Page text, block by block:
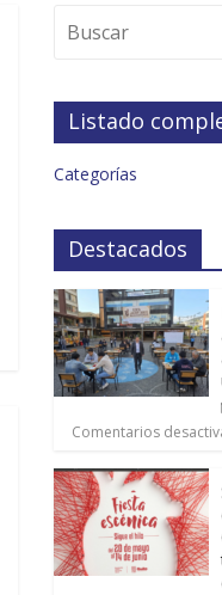
Listado
Categorías
Destacados
Comentarios